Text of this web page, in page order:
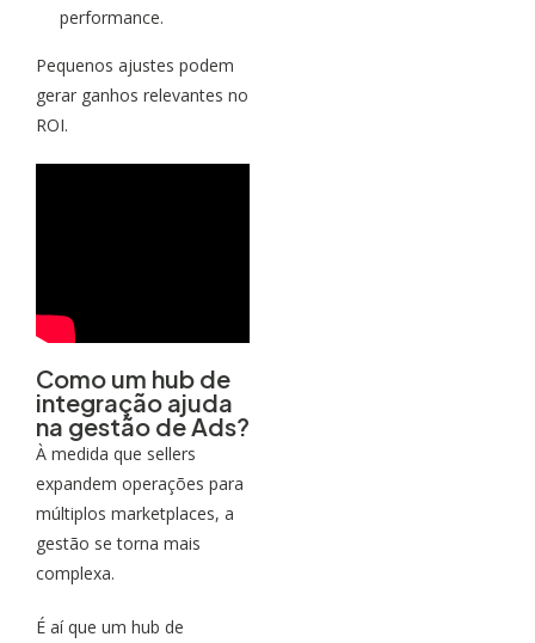
performance.
Pequenos ajustes podem
gerar ganhos relevantes no
ROI.
Como um hub de
integração ajuda
na gestão de Ads?
À medida que sellers
expandem operações para
múltiplos marketplaces, a
gestão se torna mais
complexa.
É aí que um hub de